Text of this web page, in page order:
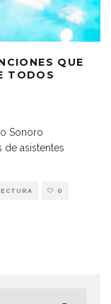
QUE
TODOS
Sonoro
de asistentes
0